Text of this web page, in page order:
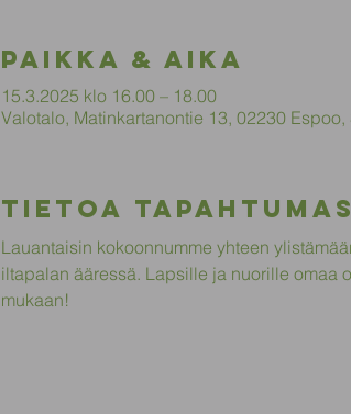
Paikka & aika
15.3.2025 klo 16.00 – 18.00
Valotalo, Matinkartanontie 13, 02230 Espoo,
Tietoa
Lauantaisin kokoonnumme yhteen
iltapalan ääressä. Lapsille ja nuorille omaa
mukaan!